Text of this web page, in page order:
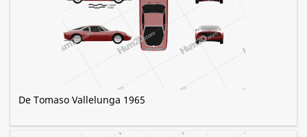
De Tomaso Vallelunga 1965